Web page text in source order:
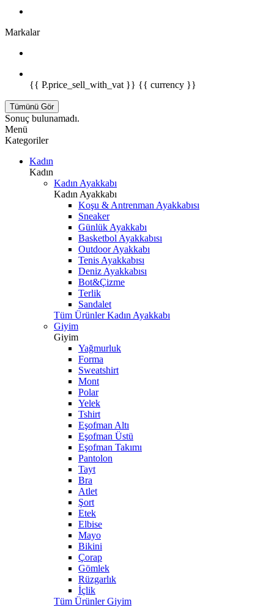
Markalar
{{ P.price_sell_with_vat }} {{ currency }}
Tümünü Gör
Sonuç bulunamadı.
Menü
Kategoriler
Kadın
Kadın
Kadın Ayakkabı
Kadın Ayakkabı
Koşu & Antrenman Ayakkabısı
Sneaker
Günlük Ayakkabı
Basketbol Ayakkabısı
Outdoor Ayakkabı
Tenis Ayakkabısı
Deniz Ayakkabısı
Bot&Çizme
Terlik
Sandalet
Tüm Ürünler Kadın Ayakkabı
Giyim
Giyim
Yağmurluk
Forma
Sweatshirt
Mont
Polar
Yelek
Tshirt
Eşofman Altı
Eşofman Üstü
Eşofman Takımı
Pantolon
Tayt
Bra
Atlet
Şort
Etek
Elbise
Mayo
Bikini
Çorap
Gömlek
Rüzgarlık
İçlik
Tüm Ürünler Giyim